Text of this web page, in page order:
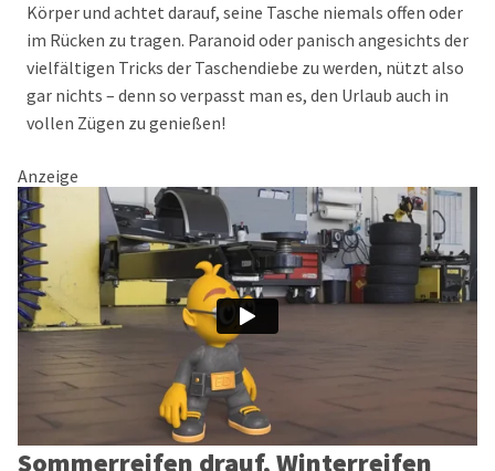
Körper und achtet darauf, seine Tasche niemals offen oder
im Rücken zu tragen. Paranoid oder panisch angesichts der
vielfältigen Tricks der Taschendiebe zu werden, nützt also
gar nichts – denn so verpasst man es, den Urlaub auch in
vollen Zügen zu genießen!
Anzeige
Sommerreifen drauf, Winterreifen